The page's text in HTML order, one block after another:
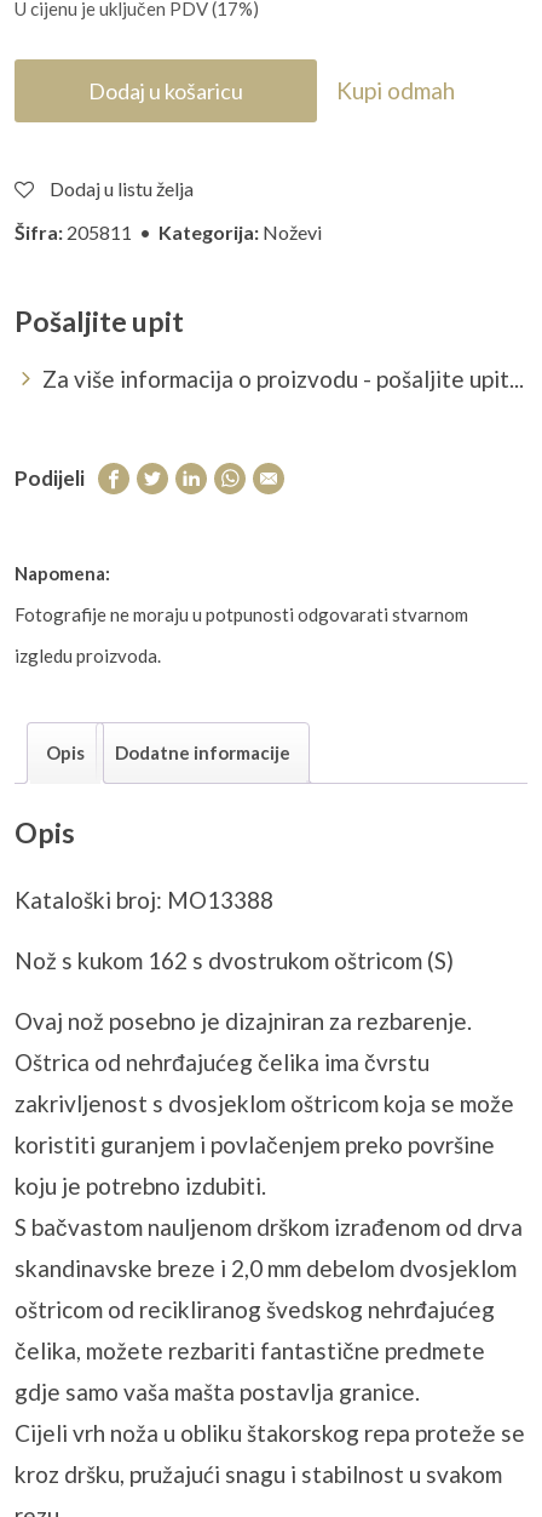
U cijenu je uključen PDV (17%)
Dodaj u košaricu Kupi odmah
Dodaj u listu želja
Šifra: 205811 • Kategorija: Noževi
Pošaljite upit
Za više informacija o proizvodu - pošaljite upit...
Podijeli
Napomena:
Fotografije ne moraju u potpunosti odgovarati stvarnom
izgledu proizvoda.
Opis Dodatne informacije
Opis
Kataloški broj: MO13388
Nož s kukom 162 s dvostrukom oštricom (S)
Ovaj nož posebno je dizajniran za rezbarenje.
Oštrica od nehrđajućeg čelika ima čvrstu
zakrivljenost s dvosjeklom oštricom koja se može
koristiti guranjem i povlačenjem preko površine
koju je potrebno izdubiti.
S bačvastom nauljenom drškom izrađenom od drva
skandinavske breze i 2,0 mm debelom dvosjeklom
oštricom od recikliranog švedskog nehrđajućeg
čelika, možete rezbariti fantastične predmete
gdje samo vaša mašta postavlja granice.
Cijeli vrh noža u obliku štakorskog repa proteže se
kroz dršku, pružajući snagu i stabilnost u svakom